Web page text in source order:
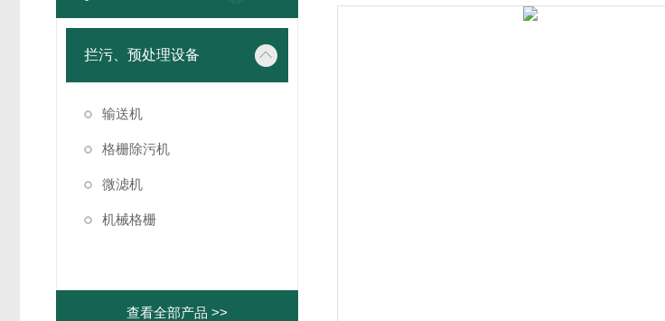
拦污、预处理设备
输送机
格栅除污机
微滤机
机械格栅
查看全部产品 >>